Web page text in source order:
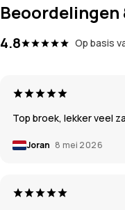
Beoordelingen
4.8 Op basis
Top broek, lekker veel
Joran 8 mei 2026